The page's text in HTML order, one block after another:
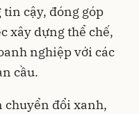
cậy, đóng góp
xây dựng thể chế,
nghiệp với các
cầu.
chuyển đổi xanh,